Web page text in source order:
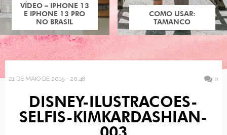
VÍDEO – IPHONE 13
E IPHONE 13 PRO
NO BRASIL
COMO USAR:
TAMANCO
21 DE MAIO DE 2015 - 20:48 0
DISNEY-ILUSTRACOES-
SELFIS-KIMKARDASHIAN-